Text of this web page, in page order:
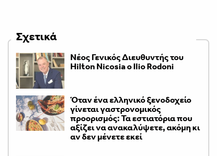
Σχετικά
Νέος Γενικός Διευθυντής του
Hilton Nicosia ο Ilio Rodoni
Όταν ένα ελληνικό ξενοδοχείο
γίνεται γαστρονομικός
προορισμός: Τα εστιατόρια που
αξίζει να ανακαλύψετε, ακόμη κι
αν δεν μένετε εκεί